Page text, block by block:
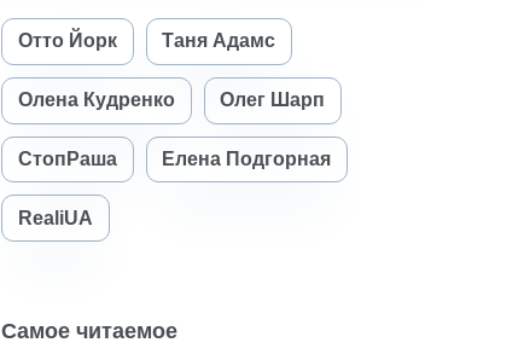
Отто Йорк Таня Адамс
Олена Кудренко Олег Шарп
СтопРаша Елена Подгорная
RealiUA
Самое читаемое